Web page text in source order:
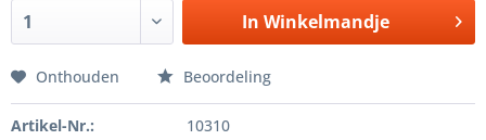
In Winkelmandje
Onthouden Beoordeling
Artikel-Nr.:
10310